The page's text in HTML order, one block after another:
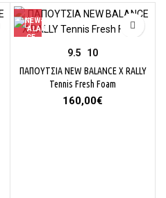
9.5
10
ΠΑΠΟΥΤΣΙΑ NEW BALANCE X RALLY
Tennis Fresh Foam
160,00€